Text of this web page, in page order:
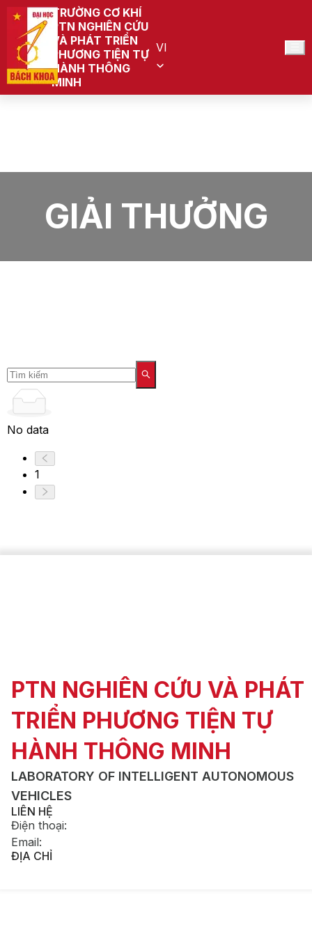
TRƯỜNG CƠ KHÍ
PTN NGHIÊN CỨU
VÀ PHÁT TRIỂN
PHƯƠNG TIỆN TỰ
HÀNH THÔNG
MINH
VI
GIẢI THƯỞNG
No data
1
PTN NGHIÊN CỨU VÀ PHÁT
TRIỂN PHƯƠNG TIỆN TỰ
HÀNH THÔNG MINH
LABORATORY OF INTELLIGENT AUTONOMOUS
VEHICLES
LIÊN HỆ
Điện thoại:
Email:
ĐỊA CHỈ